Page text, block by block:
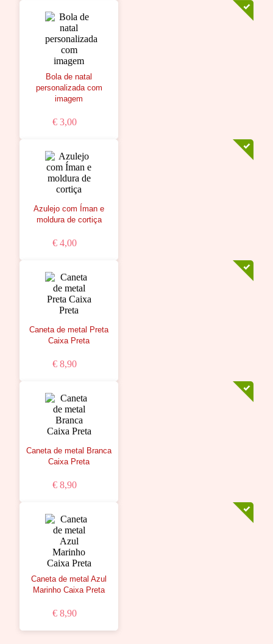
Bola de natal
personalizada com
imagem
€ 3,00
Azulejo com Íman e
moldura de cortiça
€ 4,00
Caneta de metal Preta
Caixa Preta
€ 8,90
Caneta de metal Branca
Caixa Preta
€ 8,90
Caneta de metal Azul
Marinho Caixa Preta
€ 8,90